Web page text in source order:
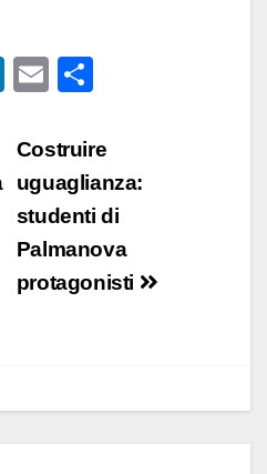
Li
k
e
dI
n
E
ail n
di
vi
di
Costruire
uguaglianza:
studenti di
Palmanova
protagonisti